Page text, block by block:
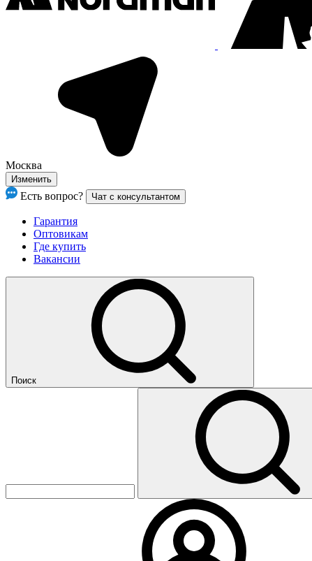
Москва
Изменить
Есть вопрос? Чат с консультантом
Гарантия
Оптовикам
Где купить
Вакансии
Поиск